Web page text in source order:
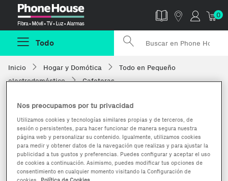
0
Todo
Inicio Hogar y Domótica
Todo en Pequeño
electrodoméstico
Cafeteras
Nos preocupamos por tu privacidad
Utilizamos cookies y tecnologías similares propias y de terceros, de
sesión o persistentes, para hacer funcionar de manera segura nuestra
página web y personalizar su contenido. Igualmente, utilizamos cookies
para medir y obtener datos de la navegación que realizas y para ajustar la
publicidad a tus gustos y preferencias. Puedes configurar y aceptar el uso
de cookies a continuación. Asimismo, puedes modificar tus opciones de
consentimiento en cualquier momento visitando la Configuración de